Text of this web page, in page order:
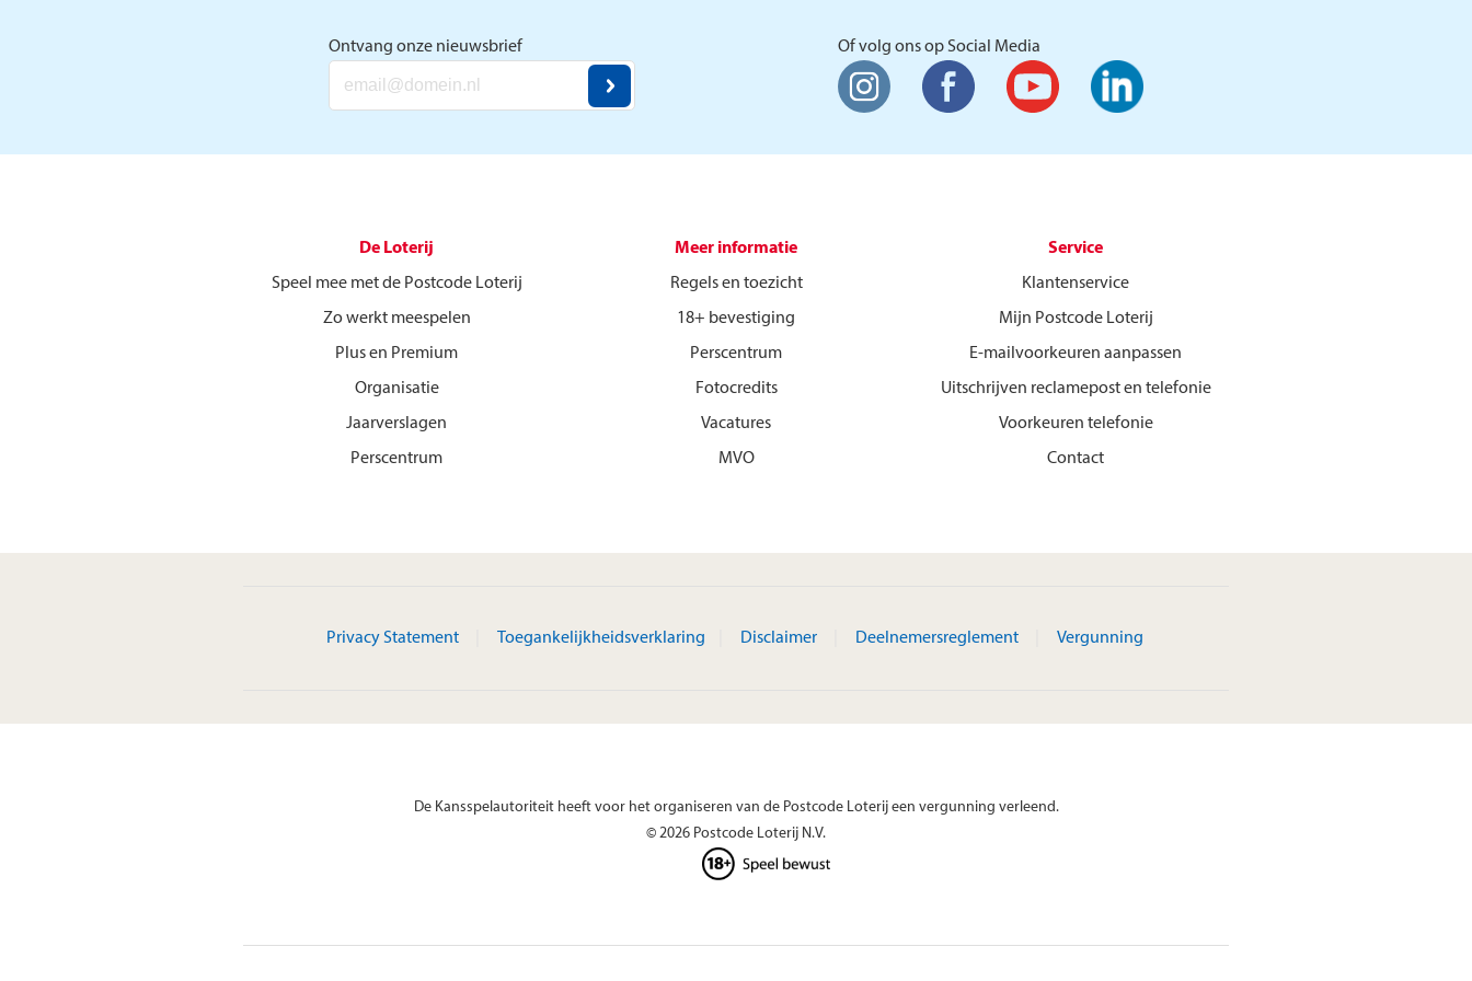
Ontvang onze nieuwsbrief Of volg ons op Social Media
De Loterij
Speel mee met de Postcode Loterij
Zo werkt meespelen
Plus en Premium
Organisatie
Jaarverslagen
Perscentrum
Meer informatie
Regels en toezicht
18+ bevestiging
Perscentrum
Fotocredits
Vacatures
MVO
Service
Klantenservice
Mijn Postcode Loterij
E-mailvoorkeuren aanpassen
Uitschrijven reclamepost en telefonie
Voorkeuren telefonie
Contact
Privacy Statement Toegankelijkheidsverklaring Disclaimer Deelnemersreglement Vergunning
De Kansspelautoriteit heeft voor het organiseren van de Postcode Loterij een vergunning verleend.
© 2026 Postcode Loterij N.V.